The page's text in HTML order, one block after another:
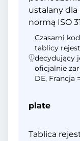
ustalany
normą ISO
Czasami
tablicy
decydujący
oficjalnie
DE, Francja
plate
Tablica